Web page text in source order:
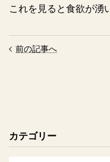
これを見ると食欲が湧
前の記事へ
カテゴリー